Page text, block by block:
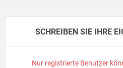
SCHREIBEN SIE IHRE
Nur registrierte Benutzer